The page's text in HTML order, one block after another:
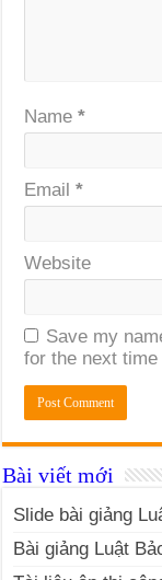
Name*
Email*
Website
Save my
for the next
Bài viết mới
Slide bài giảng
Bài giảng Luật